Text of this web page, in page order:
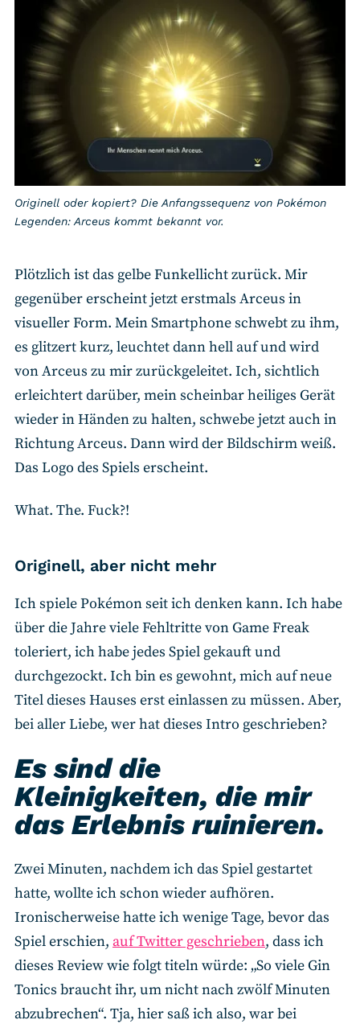
Originell oder kopiert? Die Anfangssequenz von Pokémon
Legenden: Arceus kommt bekannt vor.
Plötzlich ist das gelbe Funkellicht zurück. Mir
gegenüber erscheint jetzt erstmals Arceus in
visueller Form. Mein Smartphone schwebt zu ihm,
es glitzert kurz, leuchtet dann hell auf und wird
von Arceus zu mir zurückgeleitet. Ich, sichtlich
erleichtert darüber, mein scheinbar heiliges Gerät
wieder in Händen zu halten, schwebe jetzt auch in
Richtung Arceus. Dann wird der Bildschirm weiß.
Das Logo des Spiels erscheint.
What. The. Fuck?!
Originell, aber nicht mehr
Ich spiele Pokémon seit ich denken kann. Ich habe
über die Jahre viele Fehltritte von Game Freak
toleriert, ich habe jedes Spiel gekauft und
durchgezockt. Ich bin es gewohnt, mich auf neue
Titel dieses Hauses erst einlassen zu müssen. Aber,
bei aller Liebe, wer hat dieses Intro geschrieben?
Es sind die
Kleinigkeiten, die mir
das Erlebnis ruinieren.
Zwei Minuten, nachdem ich das Spiel gestartet
hatte, wollte ich schon wieder aufhören.
Ironischerweise hatte ich wenige Tage, bevor das
Spiel erschien, auf Twitter geschrieben, dass ich
dieses Review wie folgt titeln würde: „So viele Gin
Tonics braucht ihr, um nicht nach zwölf Minuten
abzubrechen“. Tja, hier saß ich also, war bei